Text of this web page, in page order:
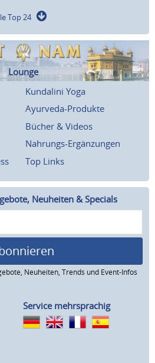
Top 24
Lounge
Kundalini Yoga
Ayurveda-Produkte
Bücher & Videos
Nahrungs-Ergänzungen
Top Links
Neuheiten & Specials
Neuheiten, Trends und Event-Infos
Service mehrsprachig